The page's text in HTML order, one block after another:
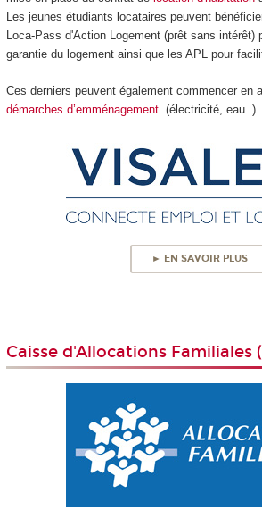
Les jeunes étudiants locataires peuvent
Loca-Pass d'Action Logement (prêt sans intérêt)
garantie du logement ainsi que les APL pour
Ces derniers peuvent également commencer en
démarches d’emménagement(électricité, eau..)
► EN SAVOIR PLUS
Caisse d'Allocations Familiales